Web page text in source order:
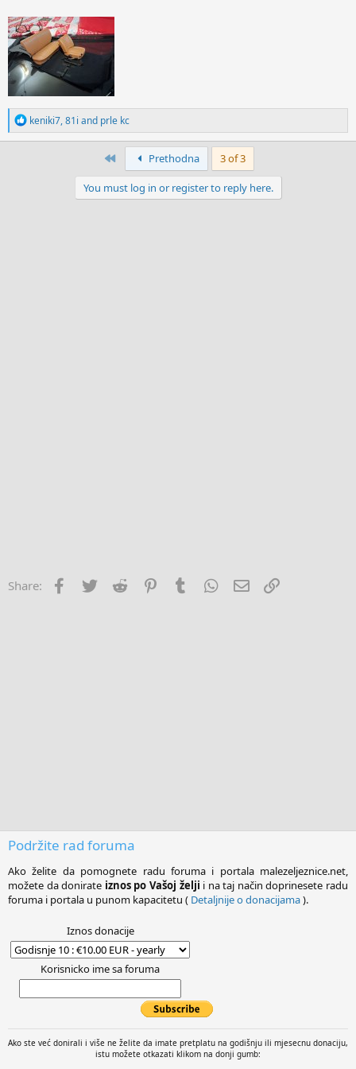
R
e
a
keniki7,81i and prle kc
First Prethodna 3 of 3
You must log in or register to reply here.
Share: Facebook
Twitter Reddit PinterestTumblr WhatsApp
Email
Podržite rad foruma
Ako želite da pomognete radu foruma i portala malezeljeznice.net,
možete da donirate iznos po Vašoj želji i na taj način doprinesete radu
foruma i portala u punom kapacitetu ( Detaljnije o donacijama).
Iznos donacije
Korisnicko ime sa foruma
Ako ste već donirali i više ne želite da imate pretplatu na godišnju ili mjesecnu donaciju,
istu možete otkazati klikom na donji gumb: